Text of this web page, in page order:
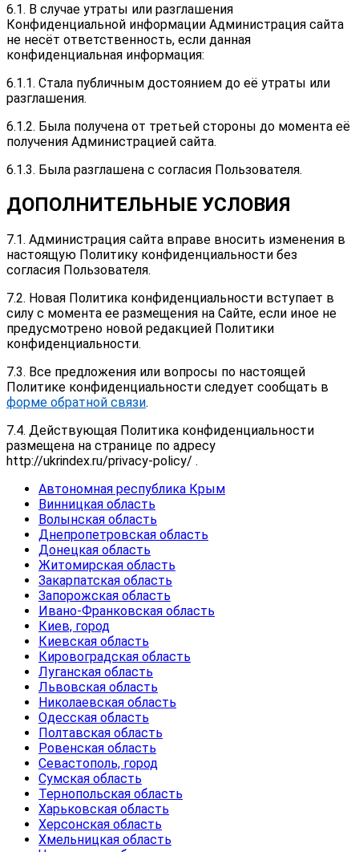
6.1. В случае утраты или разглашения
Конфиденциальной информации Администрация сайта
не несёт ответственность, если данная
конфиденциальная информация:
6.1.1. Стала публичным достоянием до её утраты или
разглашения.
6.1.2. Была получена от третьей стороны до момента её
получения Администрацией сайта.
6.1.3. Была разглашена с согласия Пользователя.
ДОПОЛНИТЕЛЬНЫЕ УСЛОВИЯ
7.1. Администрация сайта вправе вносить изменения в
настоящую Политику конфиденциальности без
согласия Пользователя.
7.2. Новая Политика конфиденциальности вступает в
силу с момента ее размещения на Сайте, если иное не
предусмотрено новой редакцией Политики
конфиденциальности.
7.3. Все предложения или вопросы по настоящей
Политике конфиденциальности следует сообщать в
форме обратной связи.
7.4. Действующая Политика конфиденциальности
размещена на странице по адресу
http://ukrindex.ru/privacy-policy/ .
Автономная республика Крым
Винницкая область
Волынская область
Днепропетровская область
Донецкая область
Житомирская область
Закарпатская область
Запорожская область
Ивано-Франковская область
Киев, город
Киевская область
Кировоградская область
Луганская область
Львовская область
Николаевская область
Одесская область
Полтавская область
Ровенская область
Севастополь, город
Сумская область
Тернопольская область
Харьковская область
Херсонская область
Хмельницкая область